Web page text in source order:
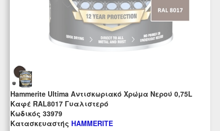
Hammerite Ultima Αντισκωριακό Χρώμα Νερού 0,75L
Καφέ RAL8017 Γυαλιστερό
Kωδικός 33979
Κατασκευαστής HAMMERITE